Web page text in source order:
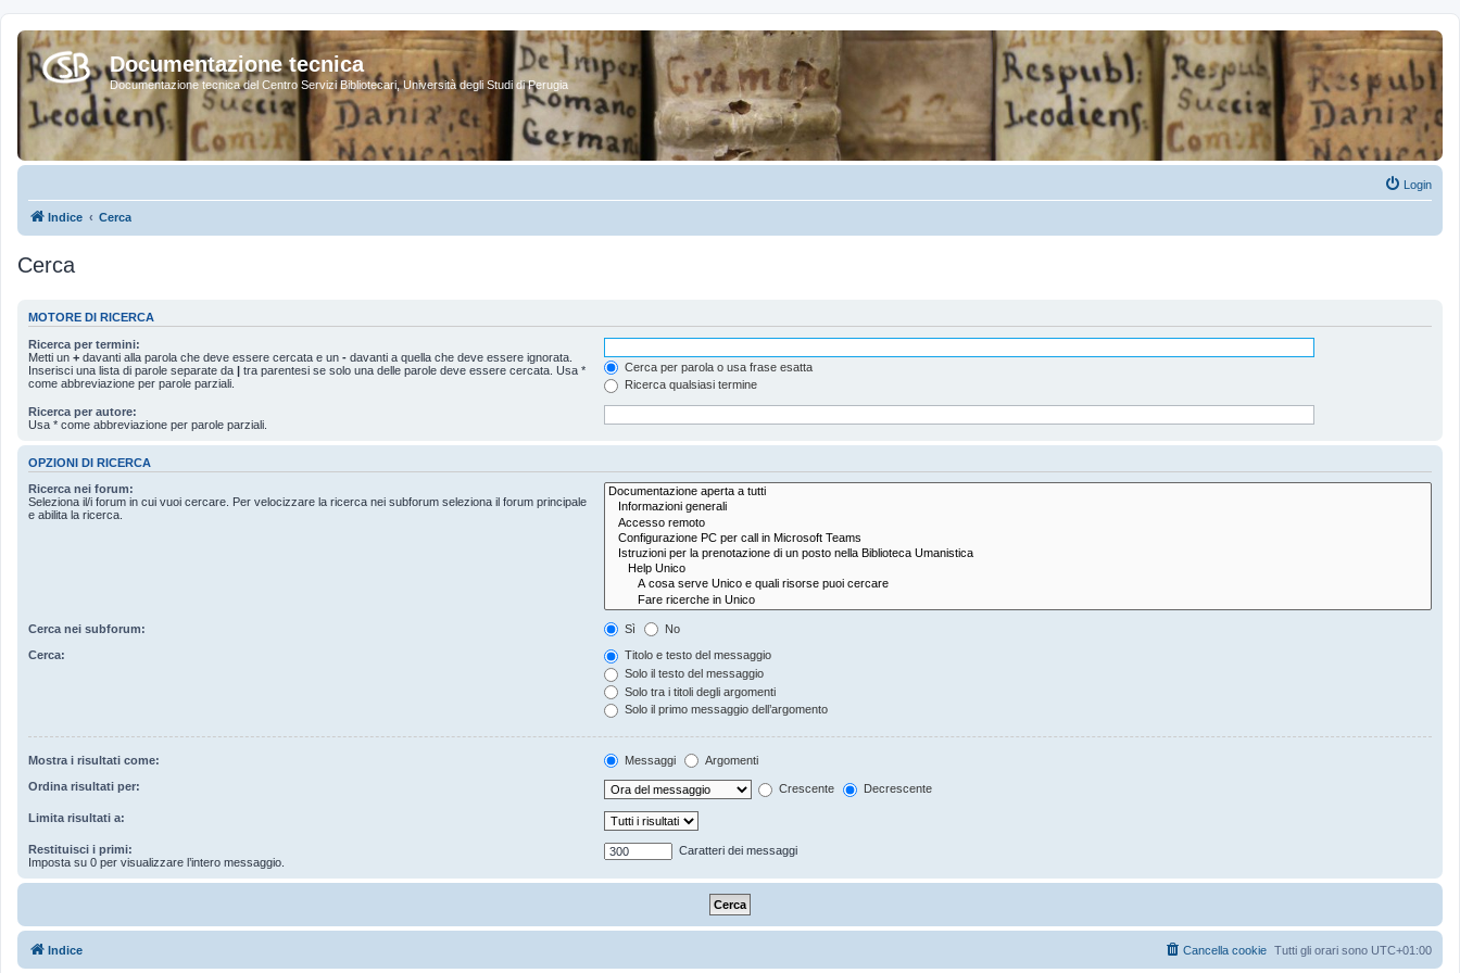
Documentazione tecnica
Documentazione tecnica del Centro Servizi Bibliotecari, Università degli Studi di Perugia
Login
Indice Cerca
Cerca
MOTORE DI RICERCA
Ricerca per termini:
Metti un + davanti alla parola che deve essere cercata e un - davanti a quella che deve essere ignorata.
Inserisci una lista di parole separate da | tra parentesi se solo una delle parole deve essere cercata. Usa *
come abbreviazione per parole parziali.
Cerca per parola o usa frase esatta
Ricerca qualsiasi termine
Ricerca per autore:
Usa * come abbreviazione per parole parziali.
OPZIONI DI RICERCA
Ricerca nei forum:
Seleziona il/i forum in cui vuoi cercare. Per velocizzare la ricerca nei subforum seleziona il forum principale
e abilita la ricerca.
Cerca nei subforum: Sì No
Cerca:
Titolo e testo del messaggio
Solo il testo del messaggio
Solo tra i titoli degli argomenti
Solo il primo messaggio dell’argomento
Mostra i risultati come: Messaggi Argomenti
Ordina risultati per: Crescente Decrescente
Limita risultati a:
Restituisci i primi:
Imposta su 0 per visualizzare l’intero messaggio.
Caratteri dei messaggi
Indice Tutti gli orari sono UTC+01:00
Cancella cookie